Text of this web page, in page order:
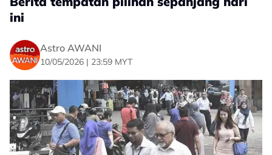
ini
Astro AWANI
10/05/2026 | 23:59 MYT